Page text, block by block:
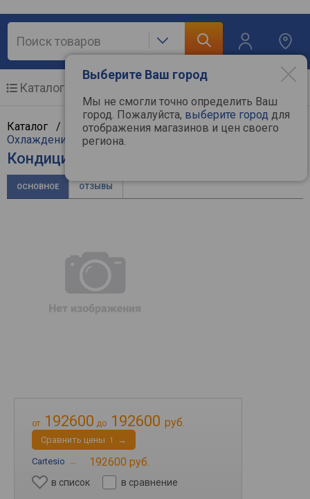
Выберите Ваш город
Мы не смогли точно определить Ваш
город. Пожалуйста, выберите город для
отображения магазинов и цен своего
региона.
Каталог
Каталог / Климат, отопление и водоснабжение/
Охлаждение и климат/
Кондиционер Hitachi RAM-70NP4E
ОСНОВНОЕ ОТЗЫВЫ
от 192600 до 192600 руб.
Cравнить цены 1 →
Cartesio → 192600 руб.
в список в сравнение